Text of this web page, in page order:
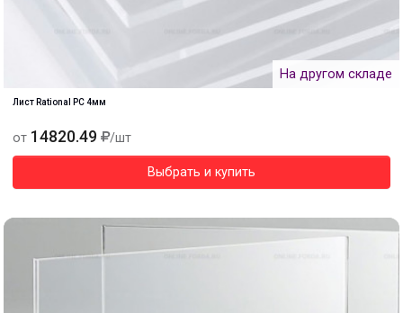
На другом складе
Лист Rational PC 4мм
от 14820.49 /шт
Выбрать и купить